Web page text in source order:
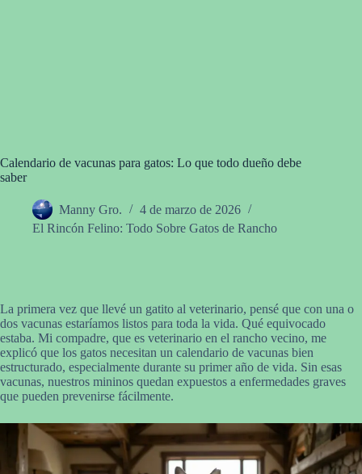
Calendario de vacunas para gatos: Lo que todo dueño debe
saber
Manny Gro.
4 de marzo de 2026
El Rincón Felino: Todo Sobre Gatos de Rancho
La primera vez que llevé un gatito al veterinario, pensé que con una o
dos vacunas estaríamos listos para toda la vida. Qué equivocado
estaba. Mi compadre, que es veterinario en el rancho vecino, me
explicó que los gatos necesitan un calendario de vacunas bien
estructurado, especialmente durante su primer año de vida. Sin esas
vacunas, nuestros mininos quedan expuestos a enfermedades graves
que pueden prevenirse fácilmente.